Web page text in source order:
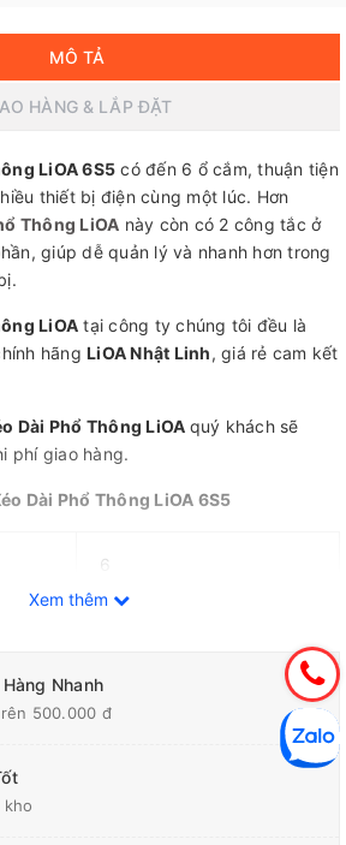
MÔ TẢ
HÀNG & LẮP ĐẶT
LiOA 6S5 có đến 6 ổ cắm, thuận tiện
thiết bị điện cùng một lúc. Hơn
Thông LiOA này còn có 2 công tắc ở
giúp dễ quản lý và nhanh hơn trong
LiOA tại công ty chúng tôi đều là
hãng LiOA Nhật Linh, giá rẻ cam kết
Dài Phổ Thông LiOA quý khách sẽ
phí giao hàng.
Dài Phổ Thông LiOA 6S5
6
Xem thêm
Nhanh
500.000 đ
kho